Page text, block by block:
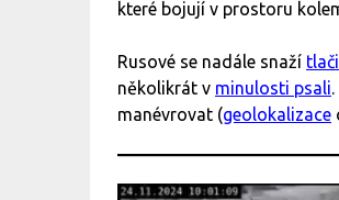
které bojují v prostoru
Rusové se nadále snaží
několikrát v minulosti psali
manévrovat (geolokalizace